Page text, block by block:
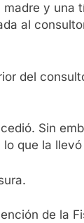
y una
al
del
Sin
que la llevó
de la